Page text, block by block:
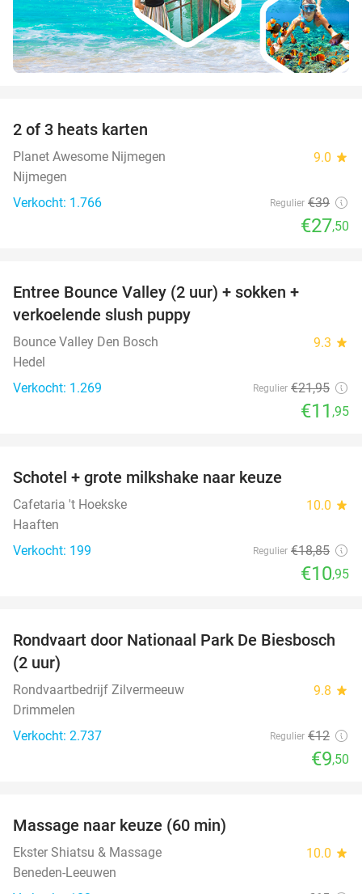
2 of 3 heats karten
Planet Awesome Nijmegen 9.0 star
Nijmegen
Verkocht: 1.766
Regulier €39
€27,50
Entree Bounce Valley (2 uur) + sokken +
verkoelende slush puppy
Bounce Valley Den Bosch 9.3 star
Hedel
Verkocht: 1.269
Regulier €21,95
€11 ,95
Schotel + grote milkshake naar keuze
Cafetaria 't Hoekske 10.0 star
Haaften
Verkocht: 199
Regulier €18,85
€10,95
21%
Rondvaart door Nationaal Park De Biesbosch
(2 uur)
Rondvaartbedrijf Zilvermeeuw 9.8 star
Drimmelen
Verkocht: 2.737
Regulier €12
€9,50
Massage naar keuze (60 min)
Ekster Shiatsu & Massage 10.0 star
Beneden-Leeuwen